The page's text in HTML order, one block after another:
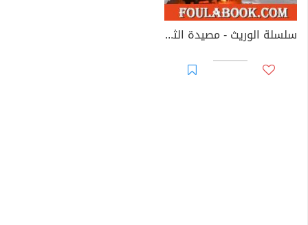
سلسلة الوريث - مصيدة الثعلب